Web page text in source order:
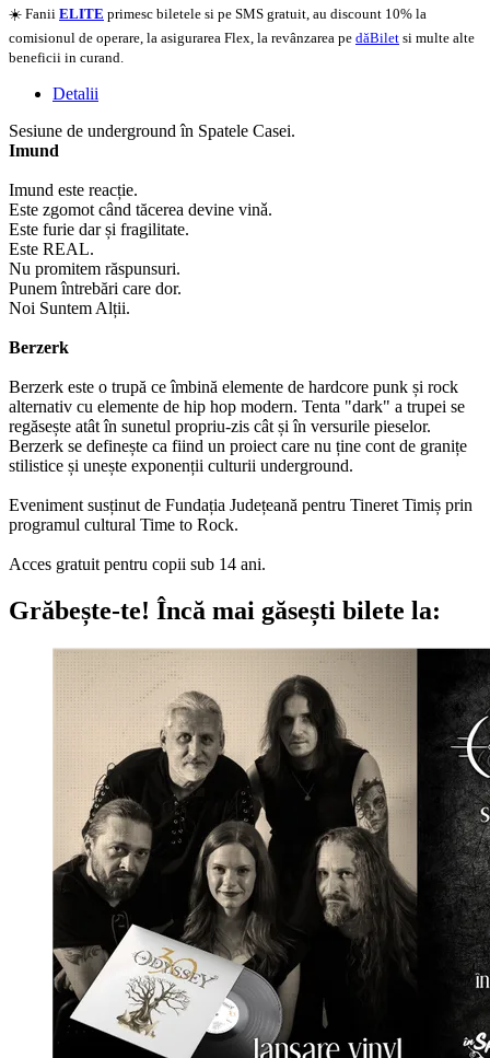
☀️ Fanii ELITE primesc biletele si pe SMS gratuit, au discount 10% la
comisionul de operare, la asigurarea Flex, la revânzarea pe dăBilet si multe alte
beneficii in curand.
Detalii
Sesiune de underground în Spatele Casei.
Imund
Imund este reacție.
Este zgomot când tăcerea devine vinǎ.
Este furie dar și fragilitate.
Este REAL.
Nu promitem răspunsuri.
Punem întrebări care dor.
Noi Suntem Alții.
Berzerk
Berzerk este o trupă ce îmbină elemente de hardcore punk și rock
alternativ cu elemente de hip hop modern. Tenta "dark" a trupei se
regăsește atât în sunetul propriu-zis cât și în versurile pieselor.
Berzerk se definește ca fiind un proiect care nu ține cont de granițe
stilistice și unește exponenții culturii underground.
Eveniment susținut de Fundația Județeană pentru Tineret Timiș prin
programul cultural Time to Rock.
Acces gratuit pentru copii sub 14 ani.
Grăbește-te! Încă mai găsești bilete la: